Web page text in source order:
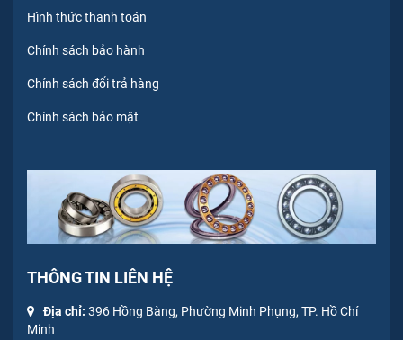
Hình thức thanh toán
Chính sách bảo hành
Chính sách đổi trả hàng
Chính sách bảo mật
THÔNG TIN LIÊN HỆ
Địa chỉ: 396 Hồng Bàng, Phường Minh Phụng, TP. Hồ Chí
Minh